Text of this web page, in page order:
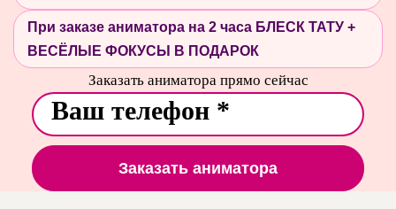
При заказе аниматора на 2 часа БЛЕСК ТАТУ +
ВЕСЁЛЫЕ ФОКУСЫ В ПОДАРОК
Заказать аниматора прямо сейчас
Заказать аниматора